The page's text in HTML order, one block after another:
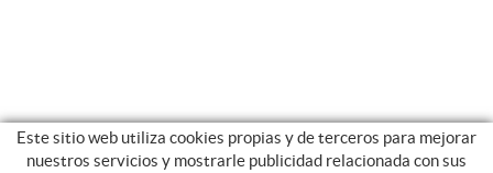
Este sitio web utiliza cookies propias y de terceros para mejorar
nuestros servicios y mostrarle publicidad relacionada con sus